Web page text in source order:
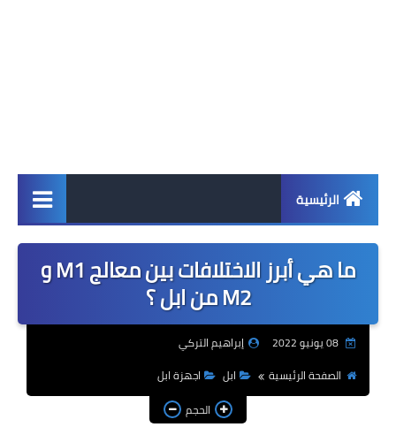
الرئيسية
اخبار
ابل
اندرويد
مراجعات
ما هي أبرز الاختلافات بين معالج M1 و
M2 من ابل ؟
08 يونيو 2022
إبراهيم التركي
الصفحة الرئيسية
ابل
اجهزة ابل
الحجم